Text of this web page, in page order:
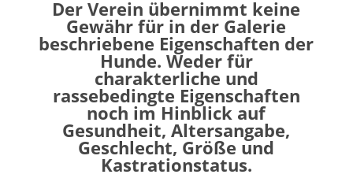
Der Verein übernimmt keine
Gewähr für in der Galerie
beschriebene Eigenschaften der
Hunde. Weder für
charakterliche und
rassebedingte Eigenschaften
noch im Hinblick auf
Gesundheit, Altersangabe,
Geschlecht, Größe und
Kastrationstatus.